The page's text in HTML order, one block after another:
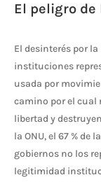
El peligro
El desinterés por
instituciones
usada por
camino por el cual
libertad y
la ONU, el 67 %
gobiernos no los
legitimidad